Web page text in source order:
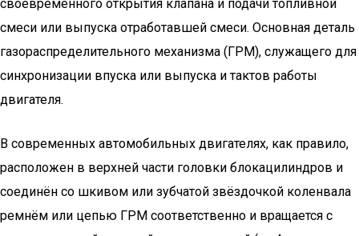
своевременного открытия клапана и подачи топливной
смеси или выпуска отработавшей смеси. Основная деталь
газораспределительного механизма (ГРМ), служащего для
синхронизации впуска или выпуска и тактов работы
двигателя.
В современных автомобильных двигателях, как правило,
расположен в верхней части головки блокацилиндров и
соединён со шкивом или зубчатой звёздочкой коленвала
ремнём или цепью ГРМ соответственно и вращается с